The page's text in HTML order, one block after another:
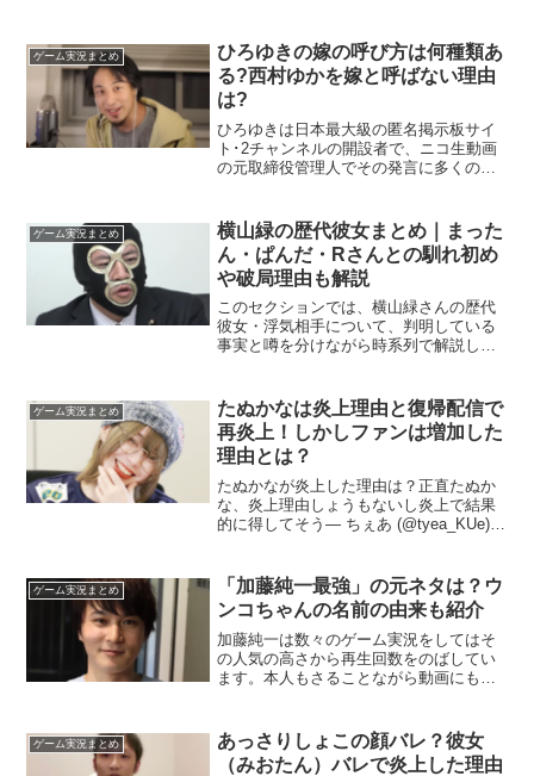
です。横山緑はYaho...
ゲーム実況まとめ
ひろゆきの嫁の呼び方は何種類あ
る?西村ゆかを嫁と呼ばない理由
は?
ひろゆきは日本最大級の匿名掲示板サイ
ト･2チャンネルの開設者で、ニコ生動画
の元取締役管理人でその発言に多くの注
村ゆかとの関係について呼び方や、ひろ
ゆきが嫁と呼ばない理...
ゲーム実況まとめ
横山緑の歴代彼女まとめ｜まった
ん・ぱんだ・Rさんとの馴れ初め
や破局理由も解説
このセクションでは、横山緑さんの歴代
彼女・浮気相手について、判明している
事実と噂を分けながら時系列で解説しま
身）経歴：2009年からニコニコ生放送
「暗黒放送」の配信者として...
ゲーム実況まとめ
たぬかなは炎上理由と復帰配信で
再炎上！しかしファンは増加した
理由とは？
たぬかなが炎上した理由は？正直たぬか
な、炎上理由しょうもないし炎上で結果
的に得してそう— ちぇあ (@tyea_KUe)
ーム「mildom」で...
ゲーム実況まとめ
「加藤純一最強」の元ネタは？ウ
ンコちゃんの名前の由来も紹介
加藤純一は数々のゲーム実況をしてはそ
の人気の高さから再生回数をのばしてい
ます。本人もさることながら動画にも登
のことを調査していきます。「加藤純一
最強」の元ネタは?"加藤...
ゲーム実況まとめ
あっさりしょこの顔バレ？彼女
（みおたん）バレで炎上した理由